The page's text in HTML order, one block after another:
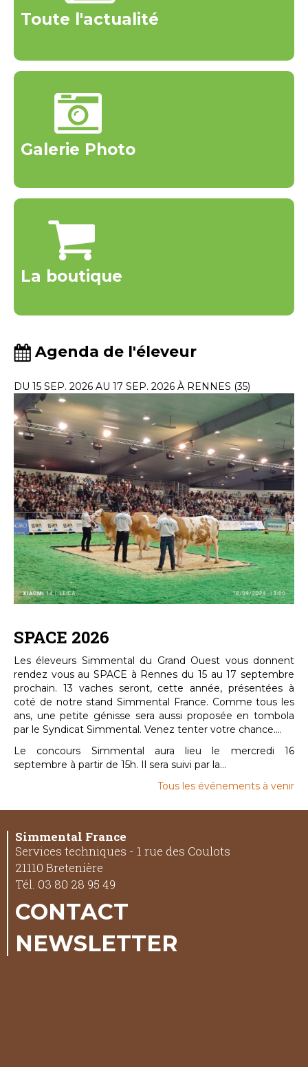
Toute l'actualité
Galerie Photo
La boutique
Agenda de l'éleveur
DU 15 SEP. 2026 AU 17 SEP. 2026 À RENNES (35)
SPACE 2026
Les éleveurs Simmental du Grand Ouest vous donnent
rendez vous au SPACE à Rennes du 15 au 17 septembre
prochain. 13 vaches seront, cette année, présentées à
coté de notre stand Simmental France. Comme tous les
ans, une petite génisse sera aussi proposée en tombola
par le Syndicat Simmental. Venez tenter votre chance....
Le concours Simmental aura lieu le mercredi 16
septembre à partir de 15h. Il sera suivi par la...
Tous les événements à venir
Simmental France
Services techniques - 1 rue des Coulots
21110 Bretenière
Tél. 03 80 28 95 49
CONTACT
NEWSLETTER